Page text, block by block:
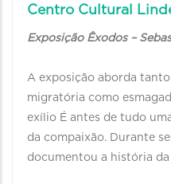
Centro Cultural
Exposição Êxodos –
A exposição aborda
migratória como
exílio É antes de tudo
da compaixão. Durante
documentou a história